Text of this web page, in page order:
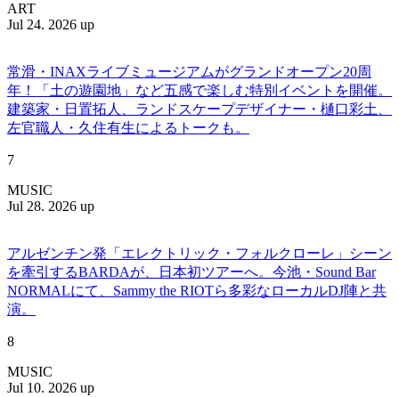
ART
Jul 24. 2026 up
常滑・INAXライブミュージアムがグランドオープン20周
年！「土の遊園地」など五感で楽しむ特別イベントを開催。
建築家・日置拓人、ランドスケープデザイナー・樋口彩土、
左官職人・久住有生によるトークも。
7
MUSIC
Jul 28. 2026 up
アルゼンチン発「エレクトリック・フォルクローレ」シーン
を牽引するBARDAが、日本初ツアーへ。今池・Sound Bar
NORMALにて、Sammy the RIOTら多彩なローカルDJ陣と共
演。
8
MUSIC
Jul 10. 2026 up